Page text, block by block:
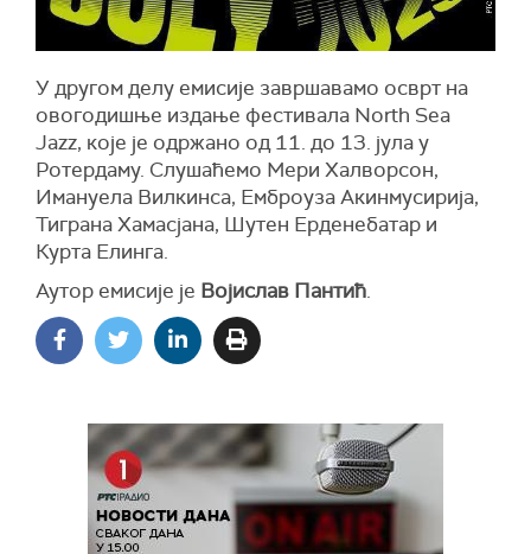
У другом делу емисије завршавамо осврт на
овогодишње издање фестивала North Sea
Jazz, које је одржано од 11. до 13. јула у
Ротердаму. Слушаћемо Мери Халворсон,
Имануела Вилкинса, Емброуза Акинмусирија,
Тиграна Хамасјана, Шутен Ерденебатар и
Курта Елинга.
Аутор емисије је Војислав Пантић.